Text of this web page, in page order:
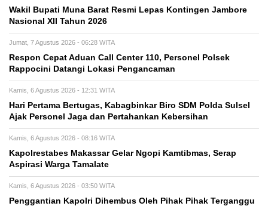
Wakil Bupati Muna Barat Resmi Lepas Kontingen Jambore
Nasional XII Tahun 2026
Jumat, 7 Agustus 2026 - 06:28 WITA
Respon Cepat Aduan Call Center 110, Personel Polsek
Rappocini Datangi Lokasi Pengancaman
Kamis, 6 Agustus 2026 - 12:31 WITA
Hari Pertama Bertugas, Kabagbinkar Biro SDM Polda Sulsel
Ajak Personel Jaga dan Pertahankan Kebersihan
Kamis, 6 Agustus 2026 - 08:16 WITA
Kapolrestabes Makassar Gelar Ngopi Kamtibmas, Serap
Aspirasi Warga Tamalate
Kamis, 6 Agustus 2026 - 03:50 WITA
Penggantian Kapolri Dihembus Oleh Pihak Pihak Terganggu